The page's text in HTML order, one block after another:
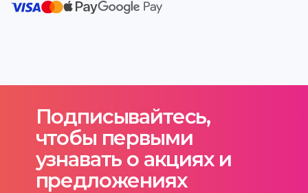
Подписывайтесь,
чтобы первыми
узнавать о акциях и
предложениях